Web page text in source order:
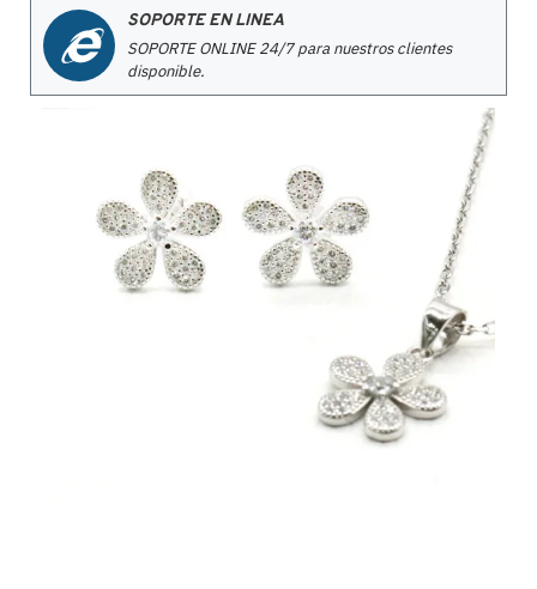
SOPORTE EN LINEA
SOPORTE ONLINE 24/7 para nuestros clientes
disponible.